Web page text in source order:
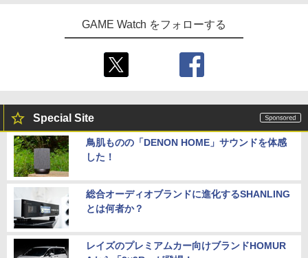
GAME Watch をフォローする
Special Site
鳥肌ものの「DENON HOME」サウンドを体感
した！
総合オーディオブランドに進化するSHANLING
とは何者か？
レイズのプレミアムカー向けブランドHOMUR